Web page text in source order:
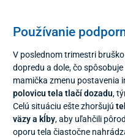
Používanie
V poslednom trimestri
dopredu a dole, čo
mamička zmenu postavenia
polovicu tela tlačí dozadu,
Celú situáciu ešte zhoršujú
väzy a kĺby, aby uľahčili
oporu tela čiastočne